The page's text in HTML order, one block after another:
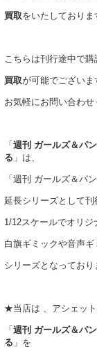
買取をいたしておりま
こちらは刊行途中で
買取が可能でございま
お気軽にお問い合わ
「 週刊 ガールズ＆パ
る 」は、
「週刊 ガールズ＆パ
延長シリーズとして刊
1/12スケールでオリ
白旗ギミックや音声
シリーズとなっており
★当店は 、アシェッ
「 週刊 ガールズ＆パ
る 」を